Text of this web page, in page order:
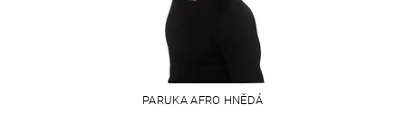
PARUKA AFRO HNĚDÁ